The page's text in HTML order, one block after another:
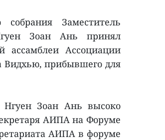
Заместитель
Зоан Ань принял
ассамблеи Ассоциации
Видхью, прибывшего для
Нгуен Зоан Ань высоко
АИПА на Форуме
АИПА в форуме